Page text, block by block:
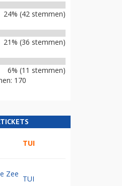
24% (42 stemmen)
21% (36 stemmen)
6% (11 stemmen)
170
TUI
Zee
TUI